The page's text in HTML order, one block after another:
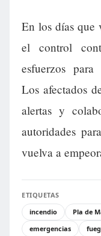
En los días que
el control
esfuerzos
Los afectados
alertas y
autoridades
vuelva a
ETIQUETAS
incendio
Pla de
emergencias